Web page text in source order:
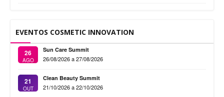
EVENTOS COSMETIC INNOVATION
26
AGO
Sun Care Summit
26/08/2026 a 27/08/2026
21
OUT
Clean Beauty Summit
21/10/2026 a 22/10/2026